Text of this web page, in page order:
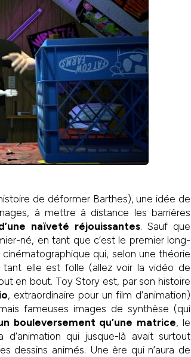
de déformer Barthes), une idée de
à mettre à distance les barrières
naïveté réjouissantes. Sauf que
né, en tant que c’est le premier long-
qui, selon une théorie
elle est folle (allez voir la vidéo de
en bout. Toy Story est, par son histoire
, extraordinaire pour un film d’animation)
fameuses images de synthèse (qui
bouleversement qu’une matrice, le
qui jusque-là avait surtout
dessins animés. Une ère qui n’aura de